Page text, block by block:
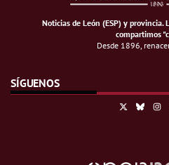
Noticias de León (ESP) y
compartimos
Desde 1896,
SÍGUENOS